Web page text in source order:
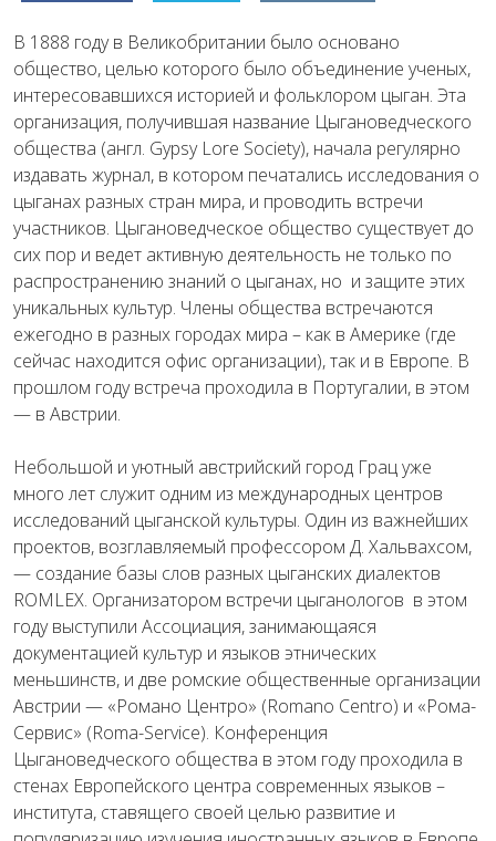
В 1888 году в Великобритании было основано
общество, целью которого было объединение ученых,
интересовавшихся историей и фольклором цыган. Эта
организация, получившая название Цыгановедческого
общества (англ. Gypsy Lore Society), начала регулярно
издавать журнал, в котором печатались исследования о
цыганах разных стран мира, и проводить встречи
участников. Цыгановедческое общество существует до
сих пор и ведет активную деятельность не только по
распространению знаний о цыганах, но и защите этих
уникальных культур. Члены общества встречаются
ежегодно в разных городах мира – как в Америке (где
сейчас находится офис организации), так и в Европе. В
прошлом году встреча проходила в Португалии, в этом
— в Австрии.
Небольшой и уютный австрийский город Грац уже
много лет служит одним из международных центров
исследований цыганской культуры. Один из важнейших
проектов, возглавляемый профессором Д. Хальвахсом,
— создание базы слов разных цыганских диалектов
ROMLEX. Организатором встречи цыганологов в этом
году выступили Ассоциация, занимающаяся
документацией культур и языков этнических
меньшинств, и две ромские общественные организации
Австрии — «Романо Центро» (Romano Centro) и «Рома-
Сервис» (Roma-Service). Конференция
Цыгановедческого общества в этом году проходила в
стенах Европейского центра современных языков –
института, ставящего своей целью развитие и